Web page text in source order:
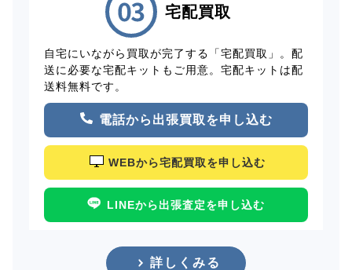
宅配買取
自宅にいながら買取が完了する「宅配買取」。配
送に必要な宅配キットもご用意。宅配キットは配
送料無料です。
電話から出張買取を申し込む
WEBから宅配買取を申し込む
LINEから出張査定を申し込む
詳しくみる